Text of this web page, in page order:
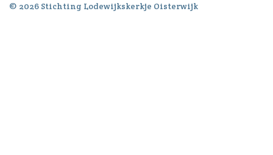
© 2026 Stichting Lodewijkskerkje Oisterwijk